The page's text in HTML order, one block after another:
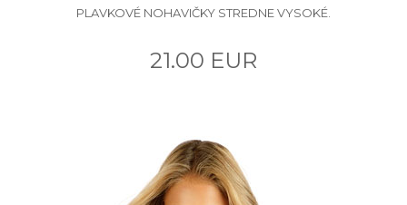
PLAVKOVÉ NOHAVIČKY STREDNE VYSOKÉ.
21.00 EUR